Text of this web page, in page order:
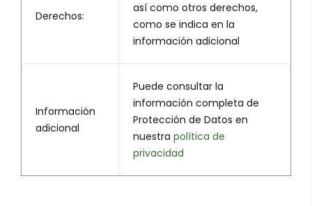
Derechos:
así como otros derechos,
como se indica en la
información adicional
Información
adicional
Puede consultar la
información completa de
Protección de Datos en
nuestra política de
privacidad